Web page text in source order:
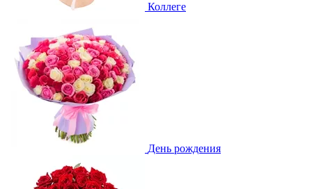
Коллеге
День рождения